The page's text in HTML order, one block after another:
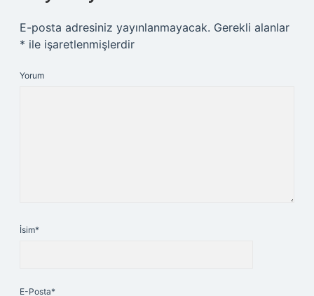
E-posta adresiniz yayınlanmayacak. Gerekli alanlar
* ile işaretlenmişlerdir
Yorum
İsim*
E-Posta*